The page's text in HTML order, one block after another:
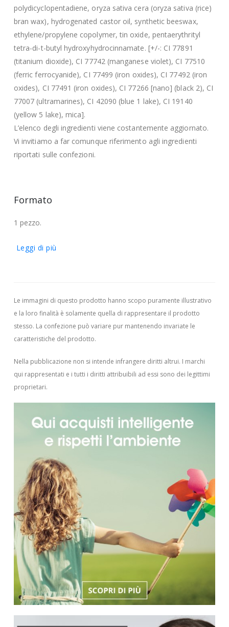
polydicyclopentadiene, oryza sativa cera (oryza sativa (rice)
bran wax), hydrogenated castor oil, synthetic beeswax,
ethylene/propylene copolymer, tin oxide, pentaerythrityl
tetra-di-t-butyl hydroxyhydrocinnamate. [+/-: CI 77891
(titanium dioxide), CI 77742 (manganese violet), CI 77510
(ferric ferrocyanide), CI 77499 (iron oxides), CI 77492 (iron
oxides), CI 77491 (iron oxides), CI 77266 [nano] (black 2), CI
77007 (ultramarines), CI 42090 (blue 1 lake), CI 19140
(yellow 5 lake), mica].
L’elenco degli ingredienti viene costantemente aggiornato.
Vi invitiamo a far comunque riferimento agli ingredienti
riportati sulle confezioni.
Formato
1 pezzo.
Leggi di più
Le immagini di questo prodotto hanno scopo puramente illustrativo
e la loro finalità è solamente quella di rappresentare il prodotto
stesso. La confezione può variare pur mantenendo invariate le
caratteristiche del prodotto.
Nella pubblicazione non si intende infrangere diritti altrui. I marchi
qui rappresentati e i tutti i diritti attribuibili ad essi sono dei legittimi
proprietari.